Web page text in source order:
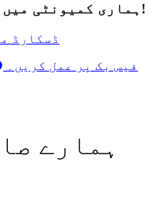
ہماری کمیونٹی میں شامل ہوں اور اپ ڈیٹ رہیں!
ڈسکارڈ
فیس بک پر عمل کریں۔
ہمارے